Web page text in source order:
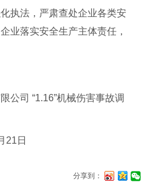
执法，严肃查处企业各类安
业落实安全生产主体责任，
公司 “1.16”机械伤害事故调
日
分享到：